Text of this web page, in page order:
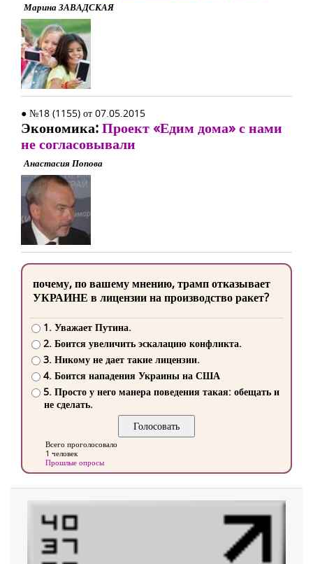
Марина ЗАВАДСКАЯ
● №18 (1155) от 07.05.2015
Экономика:Проект «Едим дома» с нами
не согласовывали
Анастасия Попова
почему, по вашему мнению, трамп отказывает
УКРАИНЕ в лицензии на производство ракет?
1. Уважает Путина.
2. Боится увеличить эскалацию конфликта.
3. Никому не дает такие лицензии.
4. Боится нападения Украины на США
5. Просто у него манера поведения такая: обещать и
не сделать.
Всего проголосовало
1 человек
Прошлые опросы